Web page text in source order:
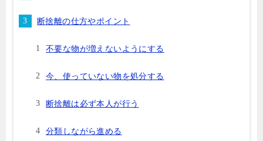
断捨離の仕方やポイント
不要な物が増えないようにする
今、使っていない物を処分する
断捨離は必ず本人が行う
分類しながら進める